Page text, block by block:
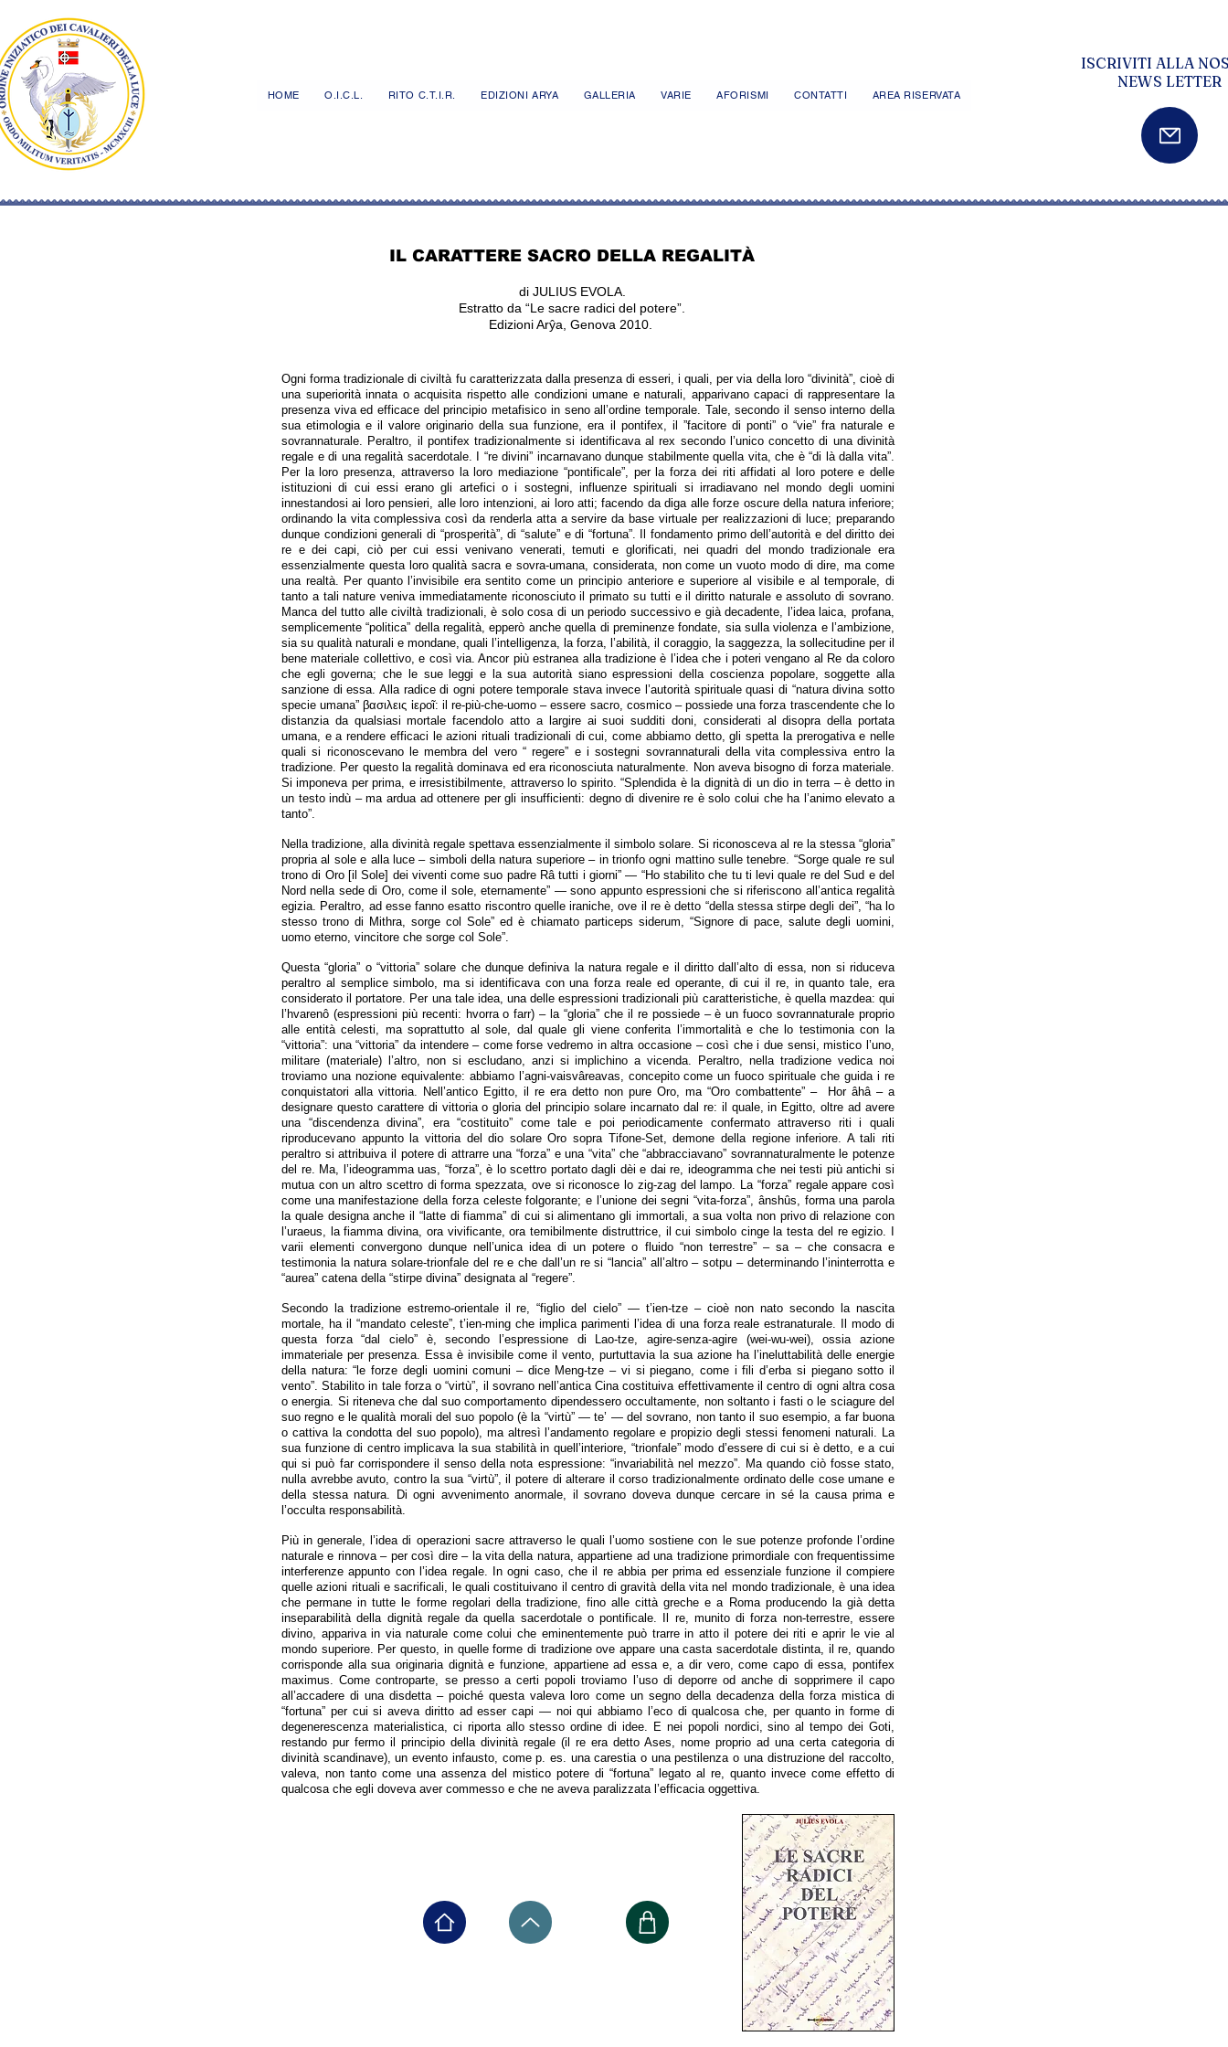
HOME O.I.C.L. RITO C.T.I.R. EDIZIONI ARYA GALLERIA VARIE AFORISMI CONTATTI AREA RISERVATA
ISCRIVITI ALLA
NEWS LETTER
IL CARATTERE SACRO DELLA REGALITÀ
di JULIUS EVOLA.
Estratto da “Le sacre radici del potere”.
Edizioni Arŷa, Genova 2010.
Ogni forma tradizionale di civiltà fu caratterizzata dalla presenza di esseri, i quali, per via della loro “divinità”, cioè di
una superiorità innata o acquisita rispetto alle condizioni umane e naturali, apparivano capaci di rappresentare la
presenza viva ed efficace del principio metafisico in seno all’ordine temporale. Tale, secondo il senso interno della
sua etimologia e il valore originario della sua funzione, era il pontifex, il ”facitore di ponti” o “vie” fra naturale e
sovrannaturale. Peraltro, il pontifex tradizionalmente si identificava al rex secondo l’unico concetto di una divinità
regale e di una regalità sacerdotale. I “re divini” incarnavano dunque stabilmente quella vita, che è “di là dalla vita”.
Per la loro presenza, attraverso la loro mediazione “pontificale”, per la forza dei riti affidati al loro potere e delle
istituzioni di cui essi erano gli artefici o i sostegni, influenze spirituali si irradiavano nel mondo degli uomini
innestandosi ai loro pensieri, alle loro intenzioni, ai loro atti; facendo da diga alle forze oscure della natura inferiore;
ordinando la vita complessiva così da renderla atta a servire da base virtuale per realizzazioni di luce; preparando
dunque condizioni generali di “prosperità”, di “salute” e di “fortuna”. Il fondamento primo dell’autorità e del diritto dei
re e dei capi, ciò per cui essi venivano venerati, temuti e glorificati, nei quadri del mondo tradizionale era
essenzialmente questa loro qualità sacra e sovra-umana, considerata, non come un vuoto modo di dire, ma come
una realtà. Per quanto l’invisibile era sentito come un principio anteriore e superiore al visibile e al temporale, di
tanto a tali nature veniva immediatamente riconosciuto il primato su tutti e il diritto naturale e assoluto di sovrano.
Manca del tutto alle civiltà tradizionali, è solo cosa di un periodo successivo e già decadente, l’idea laica, profana,
semplicemente “politica” della regalità, epperò anche quella di preminenze fondate, sia sulla violenza e l’ambizione,
sia su qualità naturali e mondane, quali l’intelligenza, la forza, l’abilità, il coraggio, la saggezza, la sollecitudine per il
bene materiale collettivo, e così via. Ancor più estranea alla tradizione è l’idea che i poteri vengano al Re da coloro
che egli governa; che le sue leggi e la sua autorità siano espressioni della coscienza popolare, soggette alla
sanzione di essa. Alla radice di ogni potere temporale stava invece l’autorità spirituale quasi di “natura divina sotto
specie umana” βασιλεις ἱεροῖ: il re-più-che-uomo – essere sacro, cosmico – possiede una forza trascendente che lo
distanzia da qualsiasi mortale facendolo atto a largire ai suoi sudditi doni, considerati al disopra della portata
umana, e a rendere efficaci le azioni rituali tradizionali di cui, come abbiamo detto, gli spetta la prerogativa e nelle
quali si riconoscevano le membra del vero “ regere” e i sostegni sovrannaturali della vita complessiva entro la
tradizione. Per questo la regalità dominava ed era riconosciuta naturalmente. Non aveva bisogno di forza materiale.
Si imponeva per prima, e irresistibilmente, attraverso lo spirito. “Splendida è la dignità di un dio in terra – è detto in
un testo indù – ma ardua ad ottenere per gli insufficienti: degno di divenire re è solo colui che ha l’animo elevato a
tanto”.
Nella tradizione, alla divinità regale spettava essenzialmente il simbolo solare. Si riconosceva al re la stessa “gloria”
propria al sole e alla luce – simboli della natura superiore – in trionfo ogni mattino sulle tenebre. “Sorge quale re sul
trono di Oro [il Sole] dei viventi come suo padre Râ tutti i giorni” — “Ho stabilito che tu ti levi quale re del Sud e del
Nord nella sede di Oro, come il sole, eternamente” — sono appunto espressioni che si riferiscono all’antica regalità
egizia. Peraltro, ad esse fanno esatto riscontro quelle iraniche, ove il re è detto “della stessa stirpe degli dei”, “ha lo
stesso trono di Mithra, sorge col Sole” ed è chiamato particeps siderum, “Signore di pace, salute degli uomini,
uomo eterno, vincitore che sorge col Sole”.
Questa “gloria” o “vittoria” solare che dunque definiva la natura regale e il diritto dall’alto di essa, non si riduceva
peraltro al semplice simbolo, ma si identificava con una forza reale ed operante, di cui il re, in quanto tale, era
considerato il portatore. Per una tale idea, una delle espressioni tradizionali più caratteristiche, è quella mazdea: qui
l’hvarenô (espressioni più recenti: hvorra o farr) – la “gloria” che il re possiede – è un fuoco sovrannaturale proprio
alle entità celesti, ma soprattutto al sole, dal quale gli viene conferita l’immortalità e che lo testimonia con la
“vittoria”: una “vittoria” da intendere – come forse vedremo in altra occasione – così che i due sensi, mistico l’uno,
militare (materiale) l’altro, non si escludano, anzi si implichino a vicenda. Peraltro, nella tradizione vedica noi
troviamo una nozione equivalente: abbiamo l’agni-vaisvâreavas, concepito come un fuoco spirituale che guida i re
conquistatori alla vittoria. Nell’antico Egitto, il re era detto non pure Oro, ma “Oro combattente” – Hor âhâ – a
designare questo carattere di vittoria o gloria del principio solare incarnato dal re: il quale, in Egitto, oltre ad avere
una “discendenza divina”, era “costituito” come tale e poi periodicamente confermato attraverso riti i quali
riproducevano appunto la vittoria del dio solare Oro sopra Tifone-Set, demone della regione inferiore. A tali riti
peraltro si attribuiva il potere di attrarre una “forza” e una “vita” che “abbracciavano” sovrannaturalmente le potenze
del re. Ma, l’ideogramma uas, “forza”, è lo scettro portato dagli dèi e dai re, ideogramma che nei testi più antichi si
mutua con un altro scettro di forma spezzata, ove si riconosce lo zig-zag del lampo. La “forza” regale appare così
come una manifestazione della forza celeste folgorante; e l’unione dei segni “vita-forza”, ânshûs, forma una parola
la quale designa anche il “latte di fiamma” di cui si alimentano gli immortali, a sua volta non privo di relazione con
l’uraeus, la fiamma divina, ora vivificante, ora temibilmente distruttrice, il cui simbolo cinge la testa del re egizio. I
varii elementi convergono dunque nell’unica idea di un potere o fluido “non terrestre” – sa – che consacra e
testimonia la natura solare-trionfale del re e che dall’un re si “lancia” all’altro – sotpu – determinando l’ininterrotta e
“aurea” catena della “stirpe divina” designata al “regere”.
Secondo la tradizione estremo-orientale il re, “figlio del cielo” — t’ien-tze – cioè non nato secondo la nascita
mortale, ha il “mandato celeste”, t’ien-ming che implica parimenti l’idea di una forza reale estranaturale. Il modo di
questa forza “dal cielo” è, secondo l’espressione di Lao-tze, agire-senza-agire (wei-wu-wei), ossia azione
immateriale per presenza. Essa è invisibile come il vento, purtuttavia la sua azione ha l’ineluttabilità delle energie
della natura: “le forze degli uomini comuni – dice Meng-tze – vi si piegano, come i fili d’erba si piegano sotto il
vento”. Stabilito in tale forza o “virtù”, il sovrano nell’antica Cina costituiva effettivamente il centro di ogni altra cosa
o energia. Si riteneva che dal suo comportamento dipendessero occultamente, non soltanto i fasti o le sciagure del
suo regno e le qualità morali del suo popolo (è la “virtù” — te’ — del sovrano, non tanto il suo esempio, a far buona
o cattiva la condotta del suo popolo), ma altresì l’andamento regolare e propizio degli stessi fenomeni naturali. La
sua funzione di centro implicava la sua stabilità in quell’interiore, “trionfale” modo d’essere di cui si è detto, e a cui
qui si può far corrispondere il senso della nota espressione: “invariabilità nel mezzo”. Ma quando ciò fosse stato,
nulla avrebbe avuto, contro la sua “virtù”, il potere di alterare il corso tradizionalmente ordinato delle cose umane e
della stessa natura. Di ogni avvenimento anormale, il sovrano doveva dunque cercare in sé la causa prima e
l’occulta responsabilità.
Più in generale, l’idea di operazioni sacre attraverso le quali l’uomo sostiene con le sue potenze profonde l’ordine
naturale e rinnova – per così dire – la vita della natura, appartiene ad una tradizione primordiale con frequentissime
interferenze appunto con l’idea regale. In ogni caso, che il re abbia per prima ed essenziale funzione il compiere
quelle azioni rituali e sacrificali, le quali costituivano il centro di gravità della vita nel mondo tradizionale, è una idea
che permane in tutte le forme regolari della tradizione, fino alle città greche e a Roma producendo la già detta
inseparabilità della dignità regale da quella sacerdotale o pontificale. Il re, munito di forza non-terrestre, essere
divino, appariva in via naturale come colui che eminentemente può trarre in atto il potere dei riti e aprir le vie al
mondo superiore. Per questo, in quelle forme di tradizione ove appare una casta sacerdotale distinta, il re, quando
corrisponde alla sua originaria dignità e funzione, appartiene ad essa e, a dir vero, come capo di essa, pontifex
maximus. Come controparte, se presso a certi popoli troviamo l’uso di deporre od anche di sopprimere il capo
all’accadere di una disdetta – poiché questa valeva loro come un segno della decadenza della forza mistica di
“fortuna” per cui si aveva diritto ad esser capi — noi qui abbiamo l’eco di qualcosa che, per quanto in forme di
degenerescenza materialistica, ci riporta allo stesso ordine di idee. E nei popoli nordici, sino al tempo dei Goti,
restando pur fermo il principio della divinità regale (il re era detto Ases, nome proprio ad una certa categoria di
divinità scandinave), un evento infausto, come p. es. una carestia o una pestilenza o una distruzione del raccolto,
valeva, non tanto come una assenza del mistico potere di “fortuna” legato al re, quanto invece come effetto di
qualcosa che egli doveva aver commesso e che ne aveva paralizzata l’efficacia oggettiva.